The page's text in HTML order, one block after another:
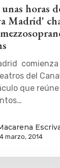
horas
Madrid'
comienza
del
que reúne
marzo, 2014